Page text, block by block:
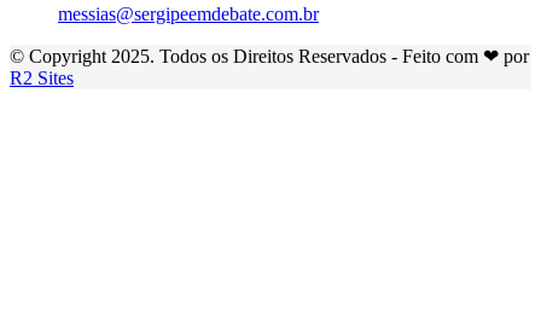
messias@sergipeemdebate.com.br
© Copyright 2025. Todos os Direitos Reservados - Feito com ❤ por
R2 Sites